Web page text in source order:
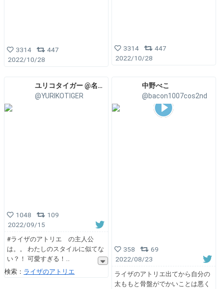
3314
447
2022/10/28
3314
447
2022/10/28
ユリコタイガー @名古屋コミティア『J26』
@YURIKOTIGER
1048
109
2022/09/15
#ライザのアトリエ の主人公
は。。 わたしのスタイルに似てな
い？！ 可愛すぎる！
検索： ライザのアトリエ
中野べこ
@bacon1007cos2nd
358
69
2022/08/23
ライザのアトリエ出てから自分の
太ももと骨盤がでかいことは悪く